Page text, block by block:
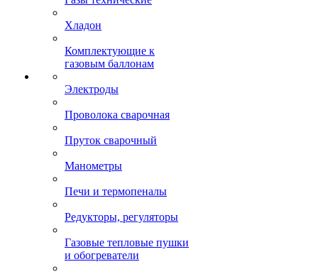
Хладон
Комплектующие к
газовым баллонам
Электроды
Проволока сварочная
Пруток сварочный
Манометры
Печи и термопеналы
Редукторы, регуляторы
Газовые тепловые пушки
и обогреватели